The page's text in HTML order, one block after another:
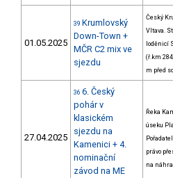
01.05.2025
39 Krumlovský
Down-Town +
MČR C2 mix ve
sjezdu
Český
Vltava.
loděnicí
(ř.km
m před
27.04.2025
36 6. Český
pohár v
klasickém
sjezdu na
Kamenici + 4.
nominační
závod na ME
Řeka
úseku
právo
na